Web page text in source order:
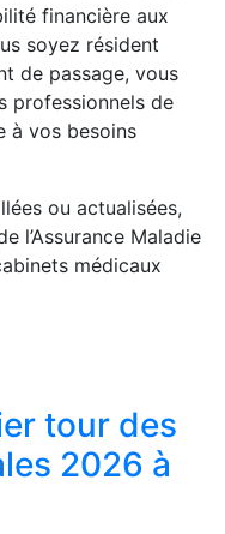
financière aux
soyez résident
de passage, vous
professionnels de
à vos besoins
ou actualisées,
l’Assurance Maladie
médicaux
tour des
2026 à